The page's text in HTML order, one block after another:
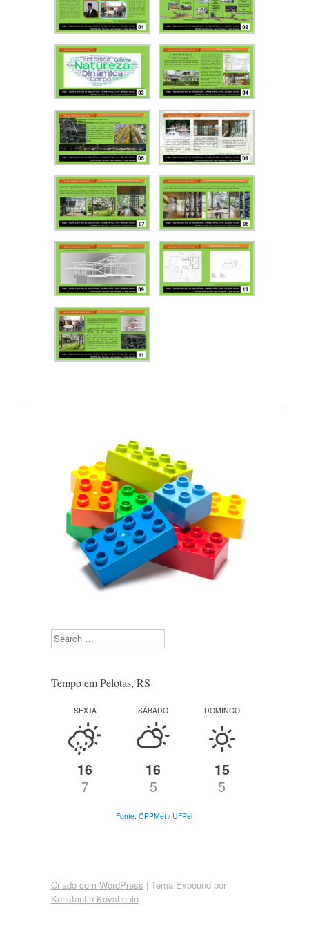
Search
Tempo em Pelotas, RS
SEXTA
16
7
SÁBADO
16
5
DOMINGO
15
5
Fonte: CPPMet / UFPel
Criado com WordPress | Tema Expound por
Konstantin Kovshenin